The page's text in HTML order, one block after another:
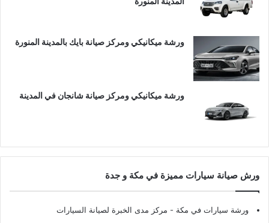
ورشة ميكانيكي ومركز صيانة بايك بالمدينة المنورة
ورشة ميكانيكي ومركز صيانة شانجان في المدينة
ورش صيانة سيارات مميزة في مكة و جدة
ورشة سيارات في مكة - مركز مدى الخبرة لصيانة السيارات